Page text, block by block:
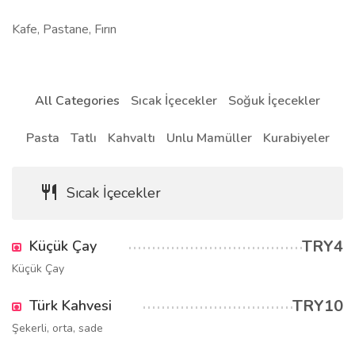
Kafe, Pastane, Fırın
All Categories Sıcak İçecekler Soğuk İçecekler
Pasta Tatlı Kahvaltı Unlu Mamüller Kurabiyeler
Sıcak İçecekler
Küçük Çay TRY4
Küçük Çay
Türk Kahvesi TRY10
Şekerli, orta, sade